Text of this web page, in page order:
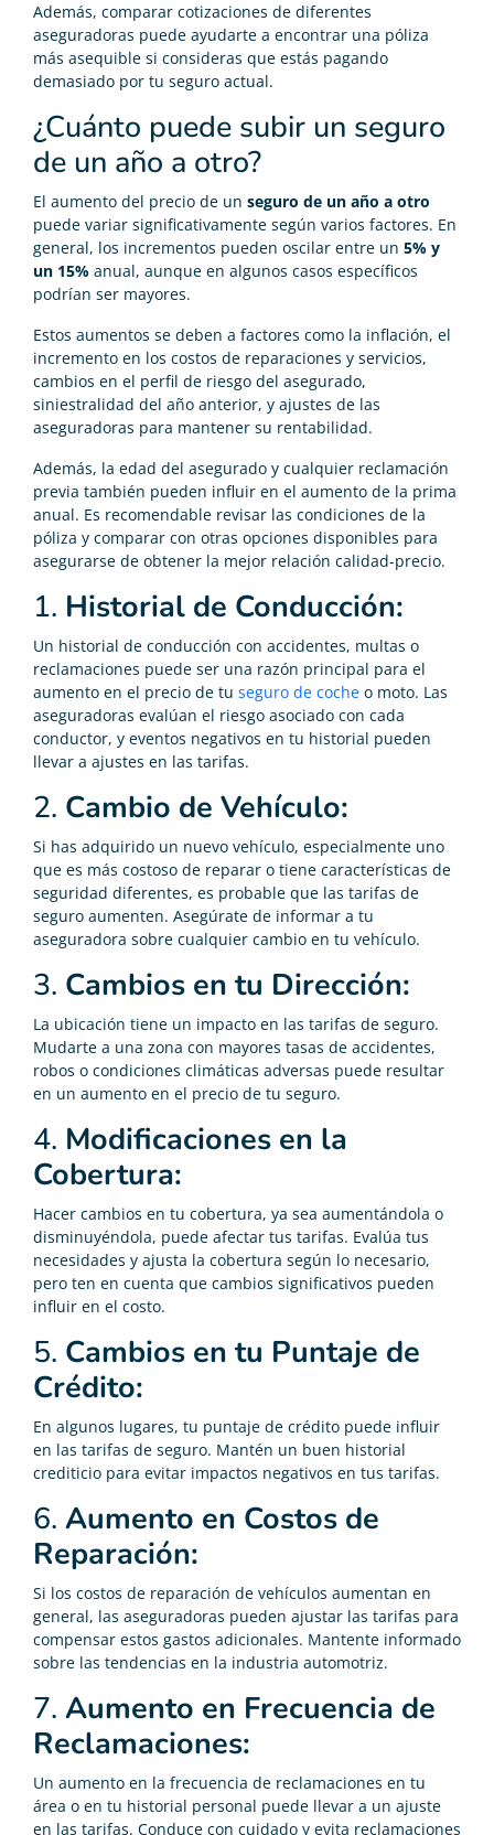
Además, comparar cotizaciones de diferentes
aseguradoras puede ayudarte a encontrar una póliza
más asequible si consideras que estás pagando
demasiado por tu seguro actual.
¿Cuánto puede subir un seguro
de un año a otro?
El aumento del precio de un seguro de un año a otro
puede variar significativamente según varios factores. En
general, los incrementos pueden oscilar entre un 5% y
un 15% anual, aunque en algunos casos específicos
podrían ser mayores.
Estos aumentos se deben a factores como la inflación, el
incremento en los costos de reparaciones y servicios,
cambios en el perfil de riesgo del asegurado,
siniestralidad del año anterior, y ajustes de las
aseguradoras para mantener su rentabilidad.
Además, la edad del asegurado y cualquier reclamación
previa también pueden influir en el aumento de la prima
anual. Es recomendable revisar las condiciones de la
póliza y comparar con otras opciones disponibles para
asegurarse de obtener la mejor relación calidad-precio.
1. Historial de Conducción:
Un historial de conducción con accidentes, multas o
reclamaciones puede ser una razón principal para el
aumento en el precio de tu seguro de coche o moto. Las
aseguradoras evalúan el riesgo asociado con cada
conductor, y eventos negativos en tu historial pueden
llevar a ajustes en las tarifas.
2. Cambio de Vehículo:
Si has adquirido un nuevo vehículo, especialmente uno
que es más costoso de reparar o tiene características de
seguridad diferentes, es probable que las tarifas de
seguro aumenten. Asegúrate de informar a tu
aseguradora sobre cualquier cambio en tu vehículo.
3. Cambios en tu Dirección:
La ubicación tiene un impacto en las tarifas de seguro.
Mudarte a una zona con mayores tasas de accidentes,
robos o condiciones climáticas adversas puede resultar
en un aumento en el precio de tu seguro.
4. Modificaciones en la
Cobertura:
Hacer cambios en tu cobertura, ya sea aumentándola o
disminuyéndola, puede afectar tus tarifas. Evalúa tus
necesidades y ajusta la cobertura según lo necesario,
pero ten en cuenta que cambios significativos pueden
influir en el costo.
5. Cambios en tu Puntaje de
Crédito:
En algunos lugares, tu puntaje de crédito puede influir
en las tarifas de seguro. Mantén un buen historial
crediticio para evitar impactos negativos en tus tarifas.
6. Aumento en Costos de
Reparación:
Si los costos de reparación de vehículos aumentan en
general, las aseguradoras pueden ajustar las tarifas para
compensar estos gastos adicionales. Mantente informado
sobre las tendencias en la industria automotriz.
7. Aumento en Frecuencia de
Reclamaciones:
Un aumento en la frecuencia de reclamaciones en tu
área o en tu historial personal puede llevar a un ajuste
en las tarifas. Conduce con cuidado y evita reclamaciones